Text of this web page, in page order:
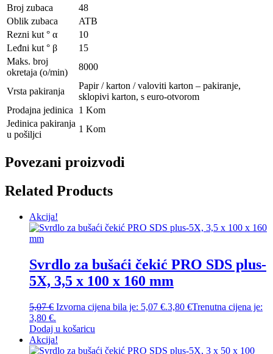
Broj zubaca
48
Oblik zubaca
ATB
Rezni kut ° α
10
Leđni kut ° β
15
Maks. broj
okretaja (o/min)
8000
Vrsta pakiranja
Papir / karton / valoviti karton – pakiranje,
sklopivi karton, s euro-otvorom
Prodajna jedinica 1 Kom
Jedinica pakiranja
u pošiljci
1 Kom
Povezani proizvodi
Related Products
Akcija!
Svrdlo za bušaći čekić PRO SDS plus-
5X, 3,5 x 100 x 160 mm
5,07€ Izvorna cijena bila je: 5,07 €.3,80 €Trenutna cijena je:
3,80 €.
Dodaj u košaricu
Akcija!